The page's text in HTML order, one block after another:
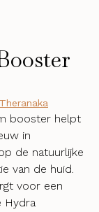
booster helpt
in
de natuurlijke
van de huid.
voor een
Hydra
Theranaka